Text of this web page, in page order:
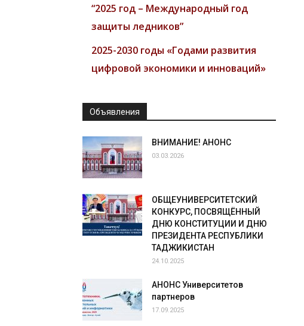
“2025 год – Международный год
защиты ледников”
2025-2030 годы «Годами развития
цифровой экономики и инноваций»
Объявления
ВНИМАНИЕ! АНОНС
03.03.2026
ОБЩЕУНИВЕРСИТЕТСКИЙ
КОНКУРС, ПОСВЯЩЁННЫЙ
ДНЮ КОНСТИТУЦИИ И ДНЮ
ПРЕЗИДЕНТА РЕСПУБЛИКИ
ТАДЖИКИСТАН
24.10.2025
АНОНС Университетов
партнеров
17.09.2025